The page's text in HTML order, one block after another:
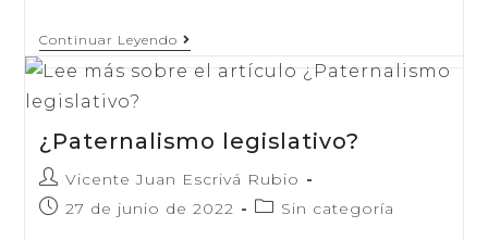
Continuar LeyendoDivorcio
Posterior
Al
¿Paternalismo legislativo?
Autor
de
Vicente Juan Escrivá Rubio
Publicación
27 de junio de 2022
Categoría
Sin categoría